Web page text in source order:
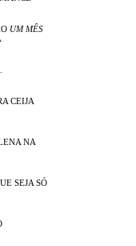
UM MÊS
CEIJA
NA
SEJA SÓ